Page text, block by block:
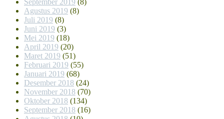
September 2019 (8)
Agustus 2019 (8)
Juli 2019 (8)
Juni 2019 (3)
Mei 2019 (18)
April 2019 (20)
Maret 2019 (51)
Februari 2019 (55)
Januari 2019 (68)
Desember 2018 (24)
November 2018 (70)
Oktober 2018 (134)
September 2018 (16)